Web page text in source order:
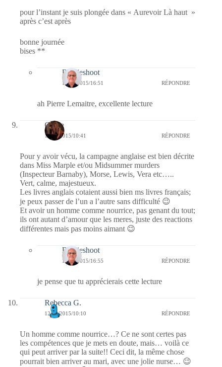
pour l’instant je suis plongée dans « Aurevoir Là haut »
après c’est après
bonne journée
bises **
Bernieshoot
13/05/2015/16:51 RÉPONDRE
ah Pierre Lemaitre, excellente lecture
Carrie
12/05/2015/10:41 RÉPONDRE
Pour y avoir vécu, la campagne anglaise est bien décrite
dans Miss Marple et/ou Midsummer murders
(Inspecteur Barnaby), Morse, Lewis, Vera etc…..
Vert, calme, majestueux.
Les livres anglais cotaient aussi bien ms livres français;
je peux passer de l’un a l’autre sans difficulté 😉
Et avoir un homme comme nourrice, pas genant du tout;
ils ont autant d’amour que les meres, juste des reactions
différentes mais pas moins aimant 😉
Bernieshoot
13/05/2015/16:55 RÉPONDRE
je pense que tu apprécierais cette lecture
Rebecca G.
12/05/2015/10:10 RÉPONDRE
Un homme comme nourrice…? Ce ne sont certes pas
les compétences que je mets en doute, mais… voilà ce
qui peut arriver par la suite!! Ceci dit, la même chose
pourrait bien arriver au mari, avec une jolie nurse… 😉